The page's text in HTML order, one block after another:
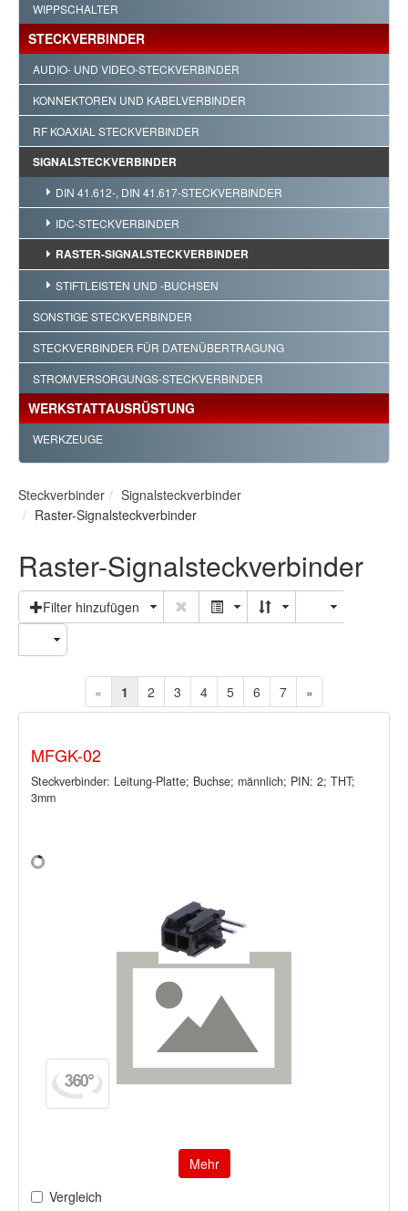
WIPPSCHALTER
STECKVERBINDER
AUDIO- UND VIDEO-STECKVERBINDER
KONNEKTOREN UND KABELVERBINDER
RF KOAXIAL STECKVERBINDER
SIGNALSTECKVERBINDER
DIN 41.612-, DIN 41.617-STECKVERBINDER
IDC-STECKVERBINDER
RASTER-SIGNALSTECKVERBINDER
STIFTLEISTEN UND -BUCHSEN
SONSTIGE STECKVERBINDER
STECKVERBINDER FÜR DATENÜBERTRAGUNG
STROMVERSORGUNGS-STECKVERBINDER
WERKSTATTAUSRÜSTUNG
WERKZEUGE
Steckverbinder
Signalsteckverbinder
Raster-Signalsteckverbinder
Raster-Signalsteckverbinder
Filter hinzufügen
« 1 2 3 4 5 6 7 »
MFGK-02
Steckverbinder: Leitung-Platte; Buchse; männlich; PIN: 2; THT;
3mm
Mehr
Vergleich